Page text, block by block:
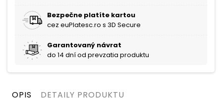
Bezpečne platíte kartou
cez euPlatesc.ro s 3D Secure
Garantovaný návrat
do 14 dní od prevzatia produktu
OPIS DETAILY PRODUKTU